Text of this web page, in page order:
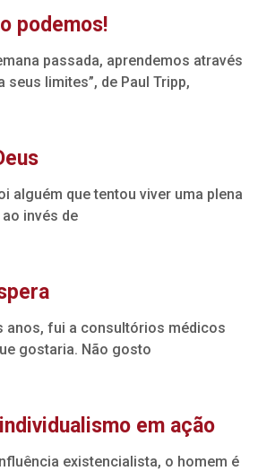
podemos!
passada, aprendemos através
seus limites”, de Paul Tripp,
alguém que tentou viver uma plena
invés de
anos, fui a consultórios médicos
gostaria. Não gosto
em ação
existencialista, o homem é